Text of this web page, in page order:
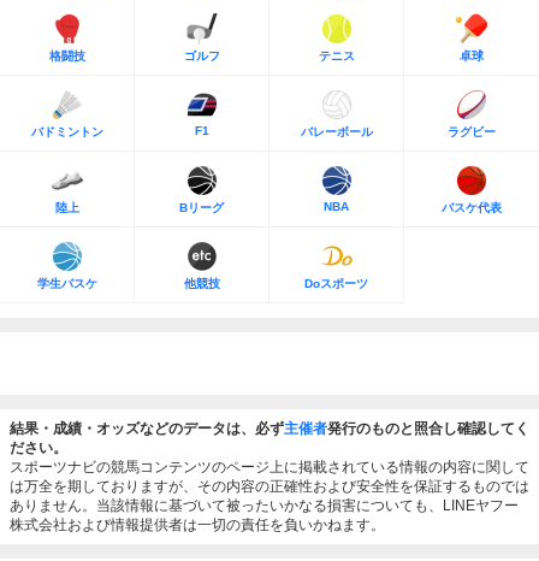
格闘技 ゴルフ テニス 卓球
バドミントン F1 バレーボール ラグビー
陸上 Bリーグ NBA バスケ代表
学生バスケ 他競技 Doスポーツ
結果・成績・オッズなどのデータは、必ず主催者発行のものと照合し確認してく
ださい。
スポーツナビの競馬コンテンツのページ上に掲載されている情報の内容に関して
は万全を期しておりますが、その内容の正確性および安全性を保証するものでは
ありません。当該情報に基づいて被ったいかなる損害についても、LINEヤフー
株式会社および情報提供者は一切の責任を負いかねます。